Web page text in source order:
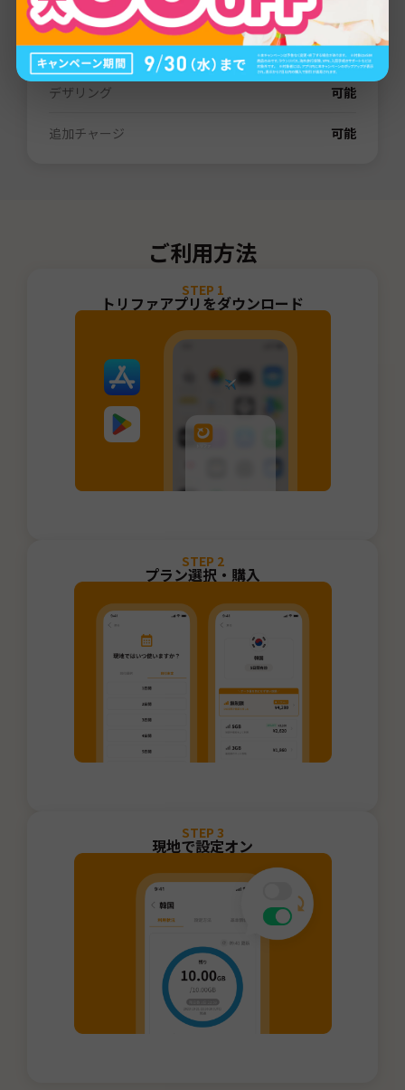
有効期間 3日間 /7日間/15日間 /31日間/60日間
電話番号（SMS） なし
デザリング 可能
追加チャージ 可能
ご利用方法
STEP 1
トリファアプリをダウンロード
STEP 2
プラン選択・購入
STEP 3
現地で設定オン